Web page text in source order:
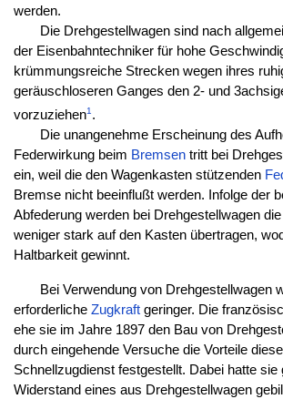
werden.
Die Drehgestellwagen sind nach
der Eisenbahntechniker für hohe
krümmungsreiche Strecken wegen ihres
geräuschloseren Ganges den 2- und
vorzuziehen1.
Die unangenehme Erscheinung des
Federwirkung beim Bremsentritt bei
ein, weil die den Wagenkasten stützenden
Bremse nicht beeinflußt werden. Infolge der
Abfederung werden bei Drehgestellwagen die
weniger stark auf den Kasten übertragen,
Haltbarkeit gewinnt.
Bei Verwendung von Drehgestellwagen
erforderliche Zugkraftgeringer. Die
ehe sie im Jahre 1897 den Bau von
durch eingehende Versuche die Vorteile
Schnellzugdienst festgestellt. Dabei hatte sie
Widerstand eines aus Drehgestellwagen